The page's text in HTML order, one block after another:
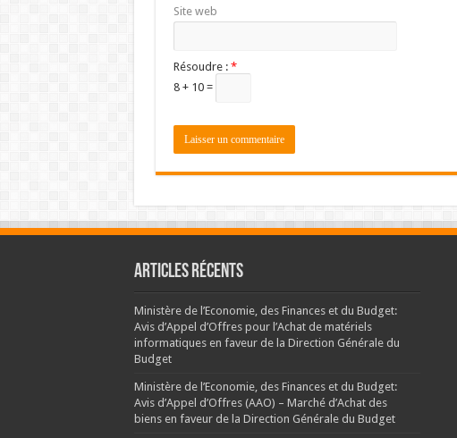
Site web
Résoudre : *
8 + 10 =
Articles récents
Ministère de l’Economie, des Finances et du Budget:
Avis d’Appel d’Offres pour l’Achat de matériels
informatiques en faveur de la Direction Générale du
Budget
Ministère de l’Economie, des Finances et du Budget:
Avis d’Appel d’Offres (AAO) – Marché d’Achat des
biens en faveur de la Direction Générale du Budget